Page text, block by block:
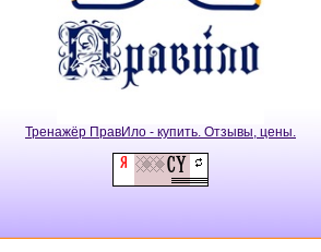
Тренажёр ПравИло - купить. Отзывы, цены.